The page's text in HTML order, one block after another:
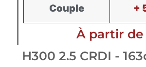
Couple +
À partir
H300 2.5 CRDI -